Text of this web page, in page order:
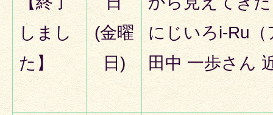
しまし
た】
(金曜
日)
にじいろi-Ru（
田中 一歩さん